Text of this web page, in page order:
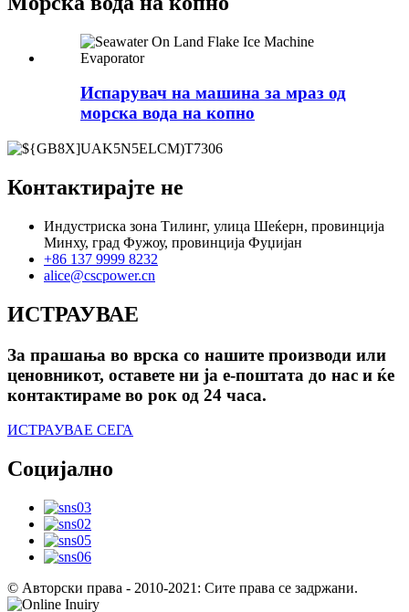
Испарувач на машина за мраз од
морска вода на копно
Контактирајте не
Индустриска зона Тилинг, улица Шеќерн, провинција
Минху, град Фужоу, провинција Фуџијан
+86 137 9999 8232
alice@cscpower.cn
ИСТРАУВАЕ
За прашања во врска со нашите производи или
ценовникот, оставете ни ја е-поштата до нас и ќе
контактираме во рок од 24 часа.
ИСТРАУВАЕ СЕГА
Социјално
© Авторски права - 2010-2021: Сите права се задржани.